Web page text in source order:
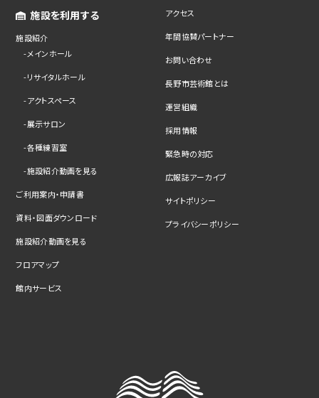
施設を利用する
施設紹介
メインホール
リサイタルホール
アクトスペース
展示サロン
各種練習室
施設紹介動画を見る
ご利用案内・申請書
資料・図面ダウンロード
施設紹介動画を見る
フロアマップ
館内サービス
アクセス
年間協賛パートナー
お問い合わせ
長野市芸術館とは
運営組織
採用情報
緊急時の対応
広報誌アーカイブ
サイトポリシー
プライバシーポリシー